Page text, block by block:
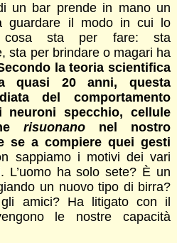
un bar prende in mano un
guardare il modo in cui lo
cosa sta per fare: sta
sta per brindare o magari ha
la teoria scientifica
quasi 20 anni, questa
del comportamento
specchio, cellule
risuonano nel nostro
se a compiere quei gesti
sappiamo i motivi dei vari
L’uomo ha solo sete? È un
un nuovo tipo di birra?
amici? Ha litigato con il
le nostre capacità